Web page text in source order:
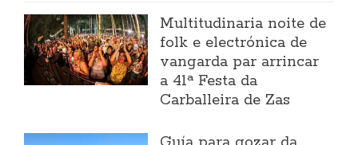
Multitudinaria noite de
folk e electrónica de
vangarda par arrincar
a 41ª Festa da
Carballeira de Zas